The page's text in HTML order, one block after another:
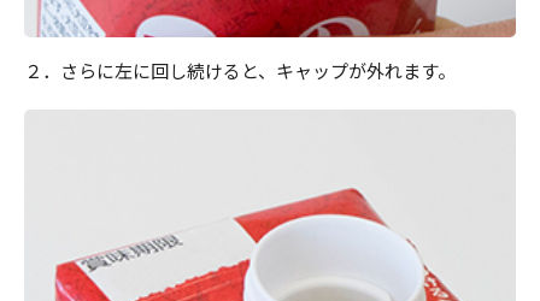
２．さらに左に回し続けると、キャップが外れます。